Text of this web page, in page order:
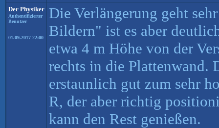
Der Physiker
Authentifizierter
Benutzer
01.09.2017 22:00
Die Verlängerung geht
Bildern" ist es aber
etwa 4 m Höhe von der
rechts in die Plattenwand.
erstaunlich gut zum sehr
R, der aber richtig
kann den Rest genießen.